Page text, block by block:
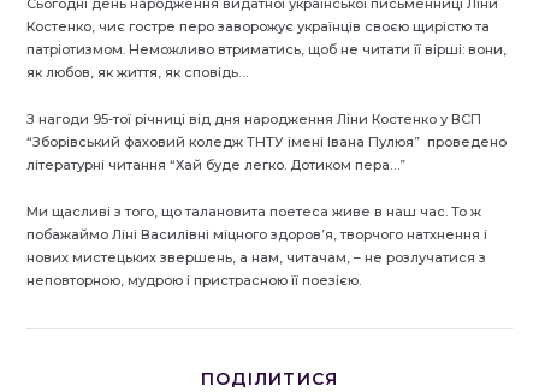
Сьогодні день народження видатної української письменниці Ліни
Костенко, чиє гостре перо заворожує українців своєю щирістю та
патріотизмом. Неможливо втриматись, щоб не читати її вірші: вони,
як любов, як життя, як сповідь…
З нагоди 95-тої річниці від дня народження Ліни Костенко у ВСП
“Зборівський фаховий коледж ТНТУ імені Івана Пулюя” проведено
літературні читання “Хай буде легко. Дотиком пера…”
Ми щасливі з того, що талановита поетеса живе в наш час. То ж
побажаймо Ліні Василівні міцного здоров’я, творчого натхнення і
нових мистецьких звершень, а нам, читачам, – не розлучатися з
неповторною, мудрою і пристрасною її поезією.
ПОДІЛИТИСЯ